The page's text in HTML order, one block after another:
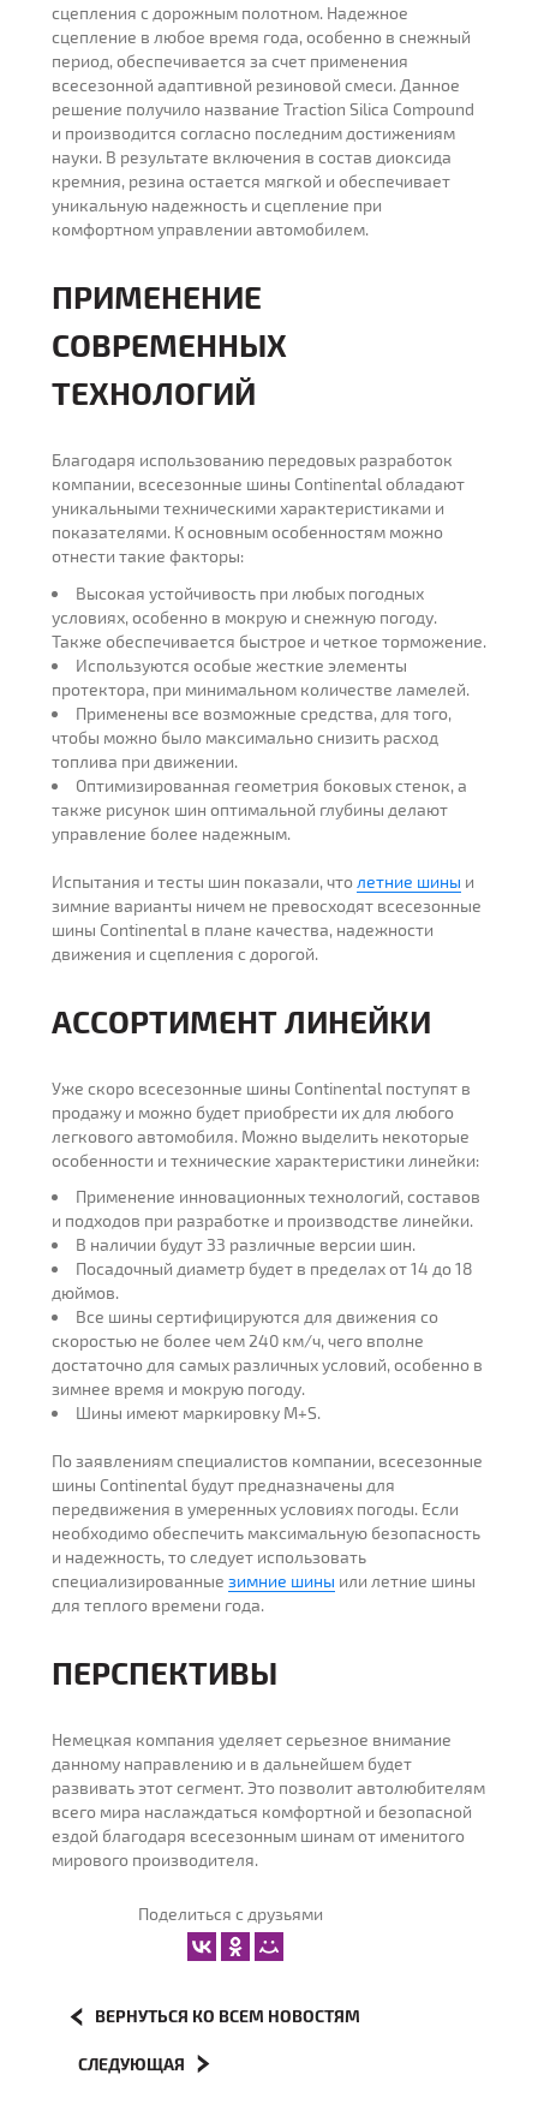
сцепления с дорожным полотном. Надежное
сцепление в любое время года, особенно в снежный
период, обеспечивается за счет применения
всесезонной адаптивной резиновой смеси. Данное
решение получило название Traction Silica Compound
и производится согласно последним достижениям
науки. В результате включения в состав диоксида
кремния, резина остается мягкой и обеспечивает
уникальную надежность и сцепление при
комфортном управлении автомобилем.
ПРИМЕНЕНИЕ
СОВРЕМЕННЫХ
ТЕХНОЛОГИЙ
Благодаря использованию передовых разработок
компании, всесезонные шины Continental обладают
уникальными техническими характеристиками и
показателями. К основным особенностям можно
отнести такие факторы:
Высокая устойчивость при любых погодных
условиях, особенно в мокрую и снежную погоду.
Также обеспечивается быстрое и четкое торможение.
Используются особые жесткие элементы
протектора, при минимальном количестве ламелей.
Применены все возможные средства, для того,
чтобы можно было максимально снизить расход
топлива при движении.
Оптимизированная геометрия боковых стенок, а
также рисунок шин оптимальной глубины делают
управление более надежным.
Испытания и тесты шин показали, что летние шины и
зимние варианты ничем не превосходят всесезонные
шины Continental в плане качества, надежности
движения и сцепления с дорогой.
АССОРТИМЕНТ ЛИНЕЙКИ
Уже скоро всесезонные шины Continental поступят в
продажу и можно будет приобрести их для любого
легкового автомобиля. Можно выделить некоторые
особенности и технические характеристики линейки:
Применение инновационных технологий, составов
и подходов при разработке и производстве линейки.
В наличии будут 33 различные версии шин.
Посадочный диаметр будет в пределах от 14 до 18
дюймов.
Все шины сертифицируются для движения со
скоростью не более чем 240 км/ч, чего вполне
достаточно для самых различных условий, особенно в
зимнее время и мокрую погоду.
Шины имеют маркировку M+S.
По заявлениям специалистов компании, всесезонные
шины Continental будут предназначены для
передвижения в умеренных условиях погоды. Если
необходимо обеспечить максимальную безопасность
и надежность, то следует использовать
специализированные зимние шины или летние шины
для теплого времени года.
ПЕРСПЕКТИВЫ
Немецкая компания уделяет серьезное внимание
данному направлению и в дальнейшем будет
развивать этот сегмент. Это позволит автолюбителям
всего мира наслаждаться комфортной и безопасной
ездой благодаря всесезонным шинам от именитого
мирового производителя.
Поделиться с друзьями
ВЕРНУТЬСЯ КО ВСЕМ НОВОСТЯМ
СЛЕДУЮЩАЯ